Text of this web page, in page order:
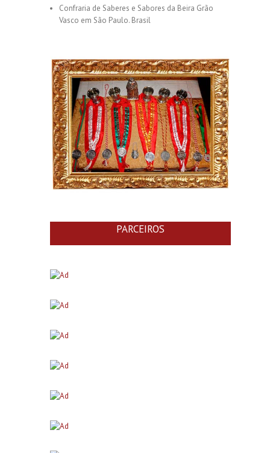
Confraria de Saberes e Sabores da Beira Grão
Vasco em São Paulo. Brasil
PARCEIROS